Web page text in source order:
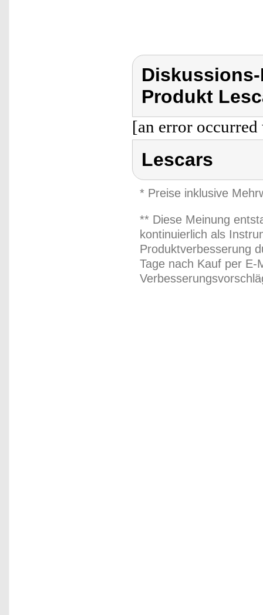
Produkt
[an error
Lescars
* Preise inklusive
** Diese Meinung
kontinuierlich als
Produktverbesserung
Tage nach Kauf per E-